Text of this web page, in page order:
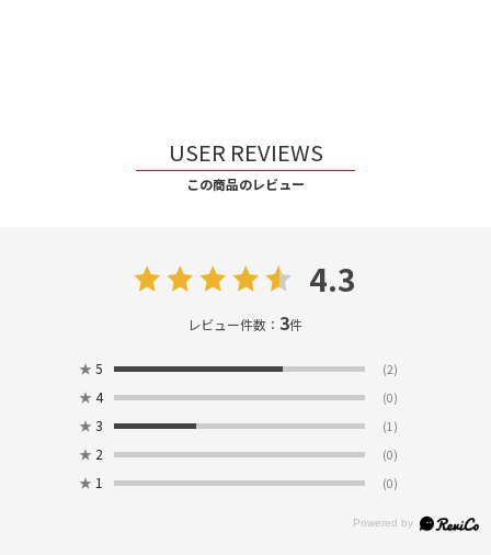
USER REVIEWS
この商品のレビュー
4.3
レビュー件数：3件
★ 5 (2)
★ 4 (0)
★ 3 (1)
★ 2 (0)
★ 1 (0)